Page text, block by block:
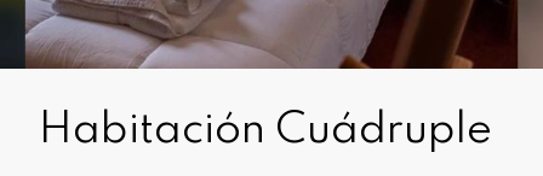
Habitación Cuádruple